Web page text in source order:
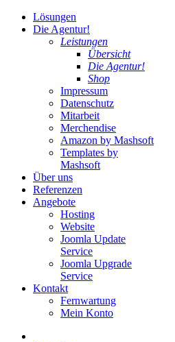
Lösungen
Die Agentur!
Leistungen
Übersicht
Die Agentur!
Shop
Impressum
Datenschutz
Mitarbeit
Merchendise
Amazon by Mashsoft
Templates by
Mashsoft
Über uns
Referenzen
Angebote
Hosting
Website
Joomla Update
Service
Joomla Upgrade
Service
Kontakt
Fernwartung
Mein Konto